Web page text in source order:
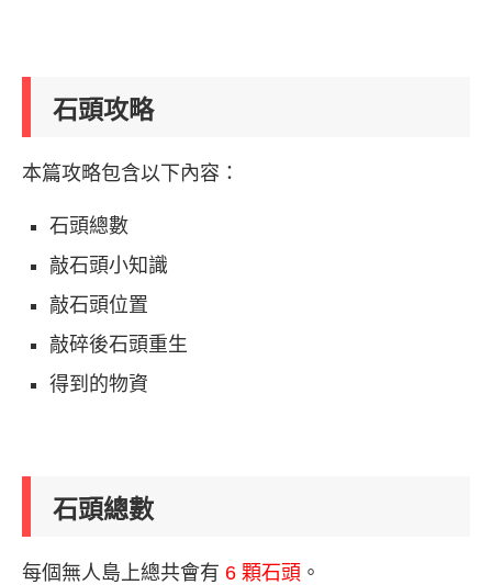
石頭攻略
本篇攻略包含以下內容：
石頭總數
敲石頭小知識
敲石頭位置
敲碎後石頭重生
得到的物資
石頭總數
每個無人島上總共會有 6 顆石頭 。